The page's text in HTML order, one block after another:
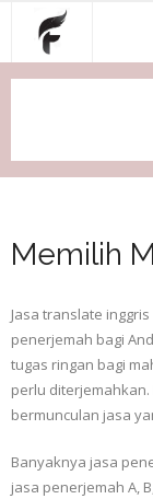
content
About
Contact
Memilih
Jasa translate
penerjemah bagi
tugas ringan bagi
perlu
bermunculan jasa
Banyaknya jasa
jasa penerjemah A,